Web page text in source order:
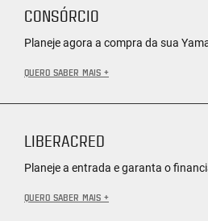
CONSÓRCIO
Planeje agora a compra da sua
QUERO SABER MAIS +
LIBERACRED
Planeje a entrada e garanta o
QUERO SABER MAIS +